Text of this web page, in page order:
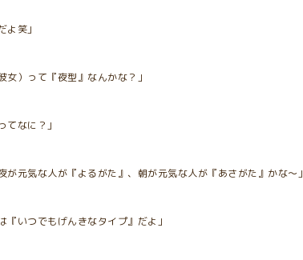
よ笑」
女）って『夜型』なんかな？」
てなに？」
が元気な人が『よるがた』、朝が元気な人が『あさがた』かな～」
『いつでもげんきなタイプ』だよ」